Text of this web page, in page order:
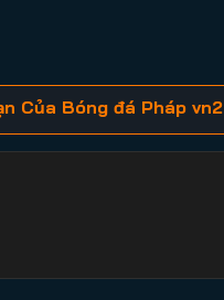
Của Bóng đá Pháp vn2